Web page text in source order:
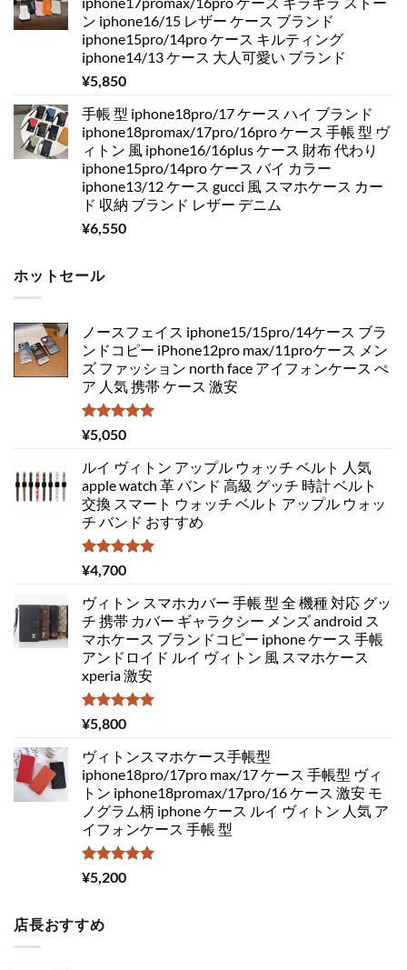
ン iphone16/15 レザー ケース ブランド
iphone15pro/14pro ケース キルティング
iphone14/13 ケース 大人可愛い ブランド
¥5,850
手帳 型 iphone18pro/17 ケース ハイ ブランド
iphone18promax/17pro/16pro ケース 手帳 型 ヴ
ィトン 風 iphone16/16plus ケース 財布 代わり
iphone15pro/14pro ケース バイ カラー
iphone13/12 ケース gucci 風 スマホケース カー
ド 収納 ブランド レザー デニム
¥6,550
ホットセール
ノースフェイス iphone15/15pro/14ケース ブラ
ンドコピー iPhone12pro max/11proケース メン
ズ ファッション north face アイフォンケース ぺ
ア 人気 携帯 ケース 激安
5段階中
5.00
¥5,050
ルイ ヴィトン アップル ウォッチ ベルト 人気
apple watch 革 バンド 高級 グッチ 時計 ベルト
交換 スマート ウォッチ ベルト アップル ウォッ
チ バンド おすすめ
5段階中
5.00
¥4,700
ヴィトン スマホカバー 手帳 型 全 機種 対応 グッ
チ 携帯 カバー ギャラクシー メンズ android ス
マホケース ブランドコピー iphone ケース 手帳
アンドロイド ルイ ヴィトン 風 スマホケース
xperia 激安
5段階中
5.00
¥5,800
ヴィトンスマホケース手帳型
iphone18pro/17pro max/17 ケース 手帳型 ヴィ
トン iphone18promax/17pro/16 ケース 激安 モ
ノグラム柄 iphone ケース ルイ ヴィトン 人気 ア
イフォンケース 手帳 型
5段階中
5.00
¥5,200
店長おすすめ